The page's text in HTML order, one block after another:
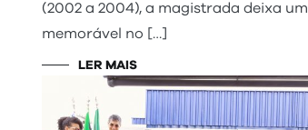
(2002 a 2004), a magistrada deixa
memorável no […]
LER MAIS